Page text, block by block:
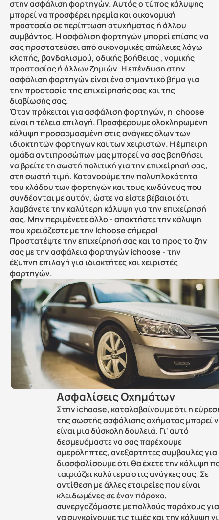
στην ασφάλιση φορτηγών. Αυτός ο τύπος κάλυψης
μπορεί να προσφέρει ηρεμία και οικονομική
προστασία σε περίπτωση ατυχήματος ή άλλου
συμβάντος. Η ασφάλιση φορτηγών μπορεί επίσης να
σας προστατεύσει από οικονομικές απώλειες λόγω
κλοπής, βανδαλισμού, οδικής βοήθειας , νομικής
προστασίας ή άλλων ζημιών. Η επένδυση στην
ασφάλιση φορτηγών είναι ένα σημαντικό βήμα για
την προστασία της επιχείρησής σας και της
διαβίωσής σας.
Όταν πρόκειται για ασφάλιση φορτηγών, η ichoose
είναι η τέλεια επιλογή. Προσφέρουμε ολοκληρωμένη
κάλυψη προσαρμοσμένη στις ανάγκες όλων των
ιδιοκτητών φορτηγών και των χειριστών. Η έμπειρη
ομάδα αντιπροσώπων μας μπορεί να σας βοηθήσει
να βρείτε τη σωστή πολιτική για την επιχείρησή σας,
στη σωστή τιμή. Κατανοούμε την πολυπλοκότητα
του κλάδου των φορτηγών και τους κινδύνους που
συνδέονται με αυτόν, ώστε να είστε βέβαιοι ότι
λαμβάνετε την καλύτερη κάλυψη για την επιχείρησή
σας. Μην περιμένετε άλλο - αποκτήστε την κάλυψη
που χρειάζεστε με την Ichoose σήμερα!
Προστατέψτε την επιχείρησή σας και τα προς το ζην
σας με την ασφάλεια φορτηγών ichoose - την
έξυπνη επιλογή για ιδιοκτήτες και χειριστές
φορτηγών.
Ασφαλίσεις Οχημάτων
Στην ichoose, καταλαβαίνουμε ότι η
της σωστής ασφάλισης οχήματος μπορεί
είναι μια δύσκολη δουλειά. Γι' αυτό
δεσμευόμαστε να σας παρέχουμε
αμερόληπτες, ανεξάρτητες συμβουλές για
διασφαλίσουμε ότι θα έχετε την κάλυψη
ταιριάζει καλύτερα στις ανάγκες σας. Σε
αντίθεση με άλλες εταιρείες που είναι
κλειδωμένες σε έναν πάροχο,
συνεργαζόμαστε με πολλούς παρόχους για
να συγκρίνουμε τις τιμές και την κάλυψη